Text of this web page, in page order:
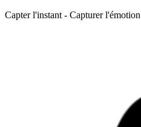
Capter l'instant - Capturer l'émotion